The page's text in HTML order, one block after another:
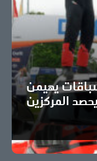
يهيمن
المركزين
أول انتصاراتهما في
تويوتا…